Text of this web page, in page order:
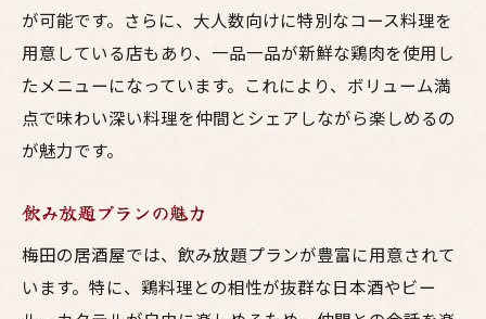
が可能です。さらに、大人数向けに特別なコース料理を
用意している店もあり、一品一品が新鮮な鶏肉を使用し
たメニューになっています。これにより、ボリューム満
点で味わい深い料理を仲間とシェアしながら楽しめるの
が魅力です。
飲み放題プランの魅力
梅田の居酒屋では、飲み放題プランが豊富に用意されて
います。特に、鶏料理との相性が抜群な日本酒やビー